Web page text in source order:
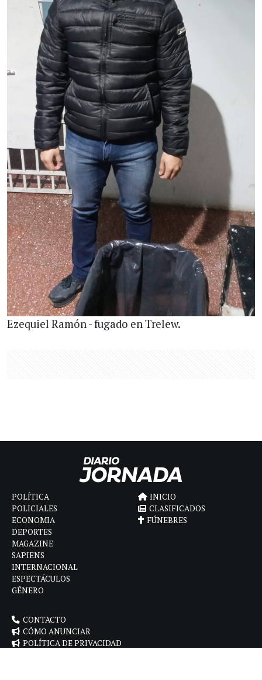
Ezequiel Ramón - fugado en Trelew.
POLÍTICA
POLICIALES
ECONOMIA
DEPORTES
MAGAZINE
SAPIENS
INTERNACIONAL
ESPECTÁCULOS
GÉNERO
INICIO
CLASIFICADOS
FÚNEBRES
CONTACTO
CÓMO ANUNCIAR
POLÍTICA DE PRIVACIDAD